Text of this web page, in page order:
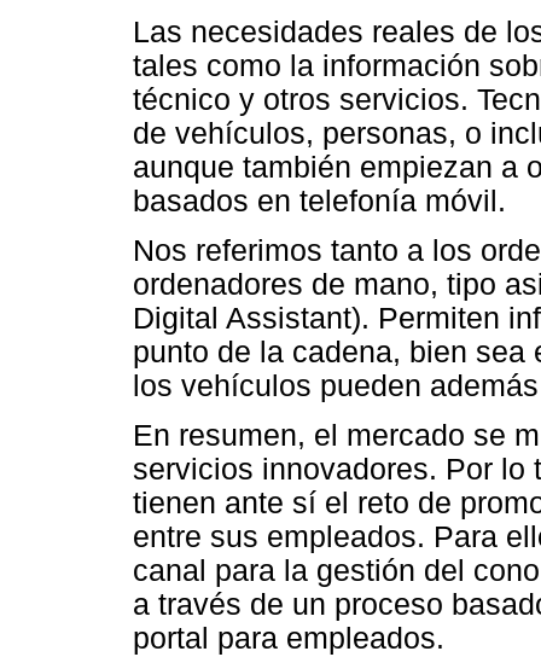
Las necesidades reales de
tales como la información
técnico y otros servicios.
de vehículos, personas, o
aunque también empiezan a
basados en telefonía móvil.
Nos referimos tanto a los
ordenadores de mano, tipo
Digital Assistant). Permiten
punto de la cadena, bien sea
los vehículos pueden
En resumen, el mercado se
servicios innovadores. Por lo
tienen ante sí el reto de
entre sus empleados. Para
canal para la gestión del
a través de un proceso
portal para empleados.